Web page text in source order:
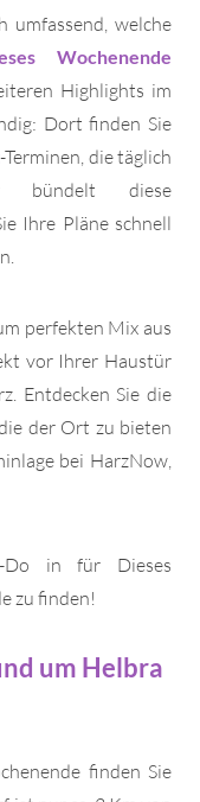
umfassend, welche
Wochenende
Highlights im
Dort finden Sie
-Terminen, die täglich
bündelt diese
Ihre Pläne schnell
perfekten Mix aus
vor Ihrer Haustür
Entdecken Sie die
der Ort zu bieten
bei HarzNow,
Do in für Dieses
zu finden!
um Helbra
finden Sie